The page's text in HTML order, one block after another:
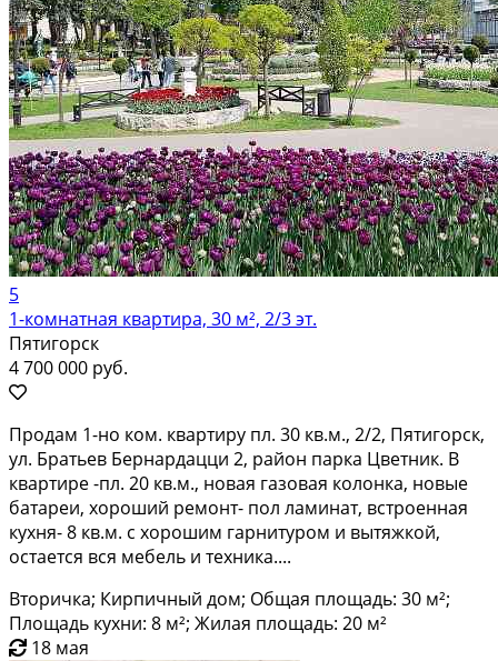
5
1-комнатная квартира, 30 м², 2/3 эт.
Пятигорск
4 700 000 руб.
Продам 1-но ком. квартиру пл. 30 кв.м., 2/2, Пятигорск,
ул. Братьев Бернардацци 2, район парка Цветник. В
квартире -пл. 20 кв.м., новая газовая колонка, новые
батареи, хороший ремонт- пол ламинат, встроенная
кухня- 8 кв.м. с хорошим гарнитуром и вытяжкой,
остается вся мебель и техника....
Вторичка; Кирпичный дом; Общая площадь: 30 м²;
Площадь кухни: 8 м²; Жилая площадь: 20 м²
18 мая